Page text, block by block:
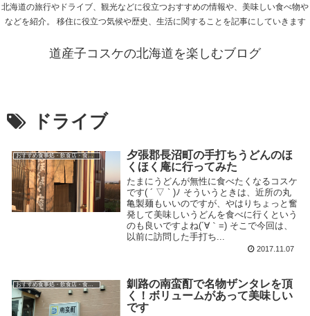
北海道の旅行やドライブ、観光などに役立つおすすめの情報や、美味しい食べ物や
などを紹介。 移住に役立つ気候や歴史、生活に関することを記事にしていきます
道産子コスケの北海道を楽しむブログ
ドライブ
おすすめ食事処・飲食店・食べ物
夕張郡長沼町の手打ちうどんのほ
くほく庵に行ってみた
たまにうどんが無性に食べたくなるコスケ
です( ´ ▽ ` )ﾉ そういうときは、近所の丸
亀製麺もいいのですが、やはりちょっと奮
発して美味しいうどんを食べに行くという
のも良いですよね(´∀｀=) そこで今回は、
以前に訪問した手打ち...
2017.11.07
おすすめ食事処・飲食店・食べ物
釧路の南蛮酊で名物ザンタレを頂
く！ボリュームがあって美味しい
です